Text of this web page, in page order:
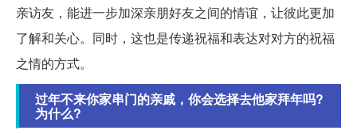
亲访友，能进一步加深亲朋好友之间的情谊，让彼此更加
了解和关心。同时，这也是传递祝福和表达对对方的祝福
之情的方式。
过年不来你家串门的亲戚，你会选择去他家拜年吗?
为什么?